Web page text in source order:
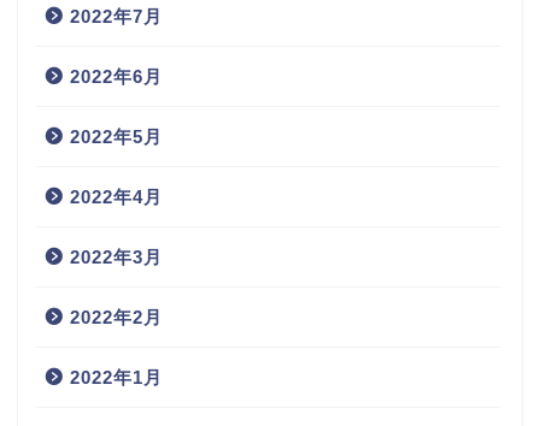
2022年7月
2022年6月
2022年5月
2022年4月
2022年3月
2022年2月
2022年1月